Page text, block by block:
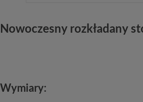
Nowoczesny rozkładany
Wymiary: